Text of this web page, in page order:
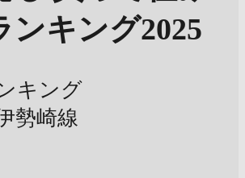
ンキング2025
キング
勢崎線